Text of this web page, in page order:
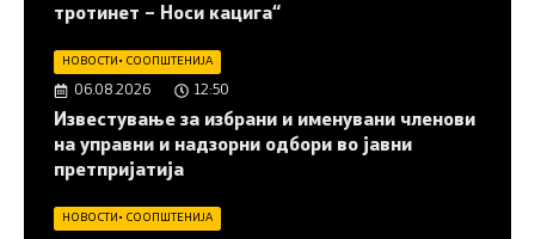
тротинет – Носи кацига“
НОВОСТИ • СООПШТЕНИЈА
06.08.2026 12:50
Известување за избрани и именувани членови
на управни и надзорни одбори во јавни
претпријатија
НОВОСТИ • СООПШТЕНИЈА